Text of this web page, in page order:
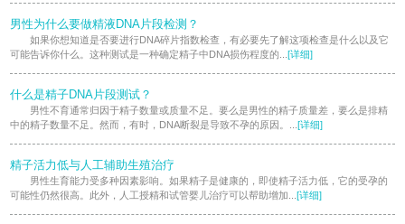
男性为什么要做精液DNA片段检测？
如果你想知道是否要进行DNA碎片指数检查，有必要先了解这项检查是什么以及它
可能告诉你什么。这种测试是一种确定精子中DNA损伤程度的... [详细]
什么是精子DNA片段测试？
男性不育通常归因于精子数量或质量不足。要么是男性的精子质量差，要么是排精
中的精子数量不足。然而，有时，DNA断裂是导致不孕的原因。... [详细]
精子活力低与人工辅助生殖治疗
男性生育能力受多种因素影响。如果精子是健康的，即使精子活力低，它的受孕的
可能性仍然很高。此外，人工授精和试管婴儿治疗可以帮助增加... [详细]